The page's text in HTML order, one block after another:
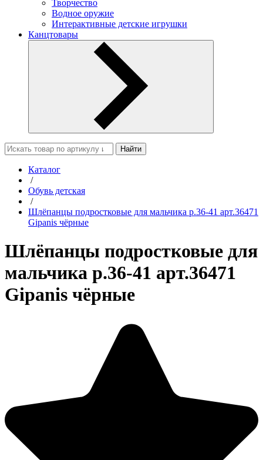
Творчество
Водное оружие
Интерактивные детские игрушки
Канцтовары
Найти
Каталог
/
Обувь детская
/
Шлёпанцы подростковые для мальчика р.36-41 арт.36471
Gipanis чёрные
Шлёпанцы подростковые для
мальчика р.36-41 арт.36471
Gipanis чёрные